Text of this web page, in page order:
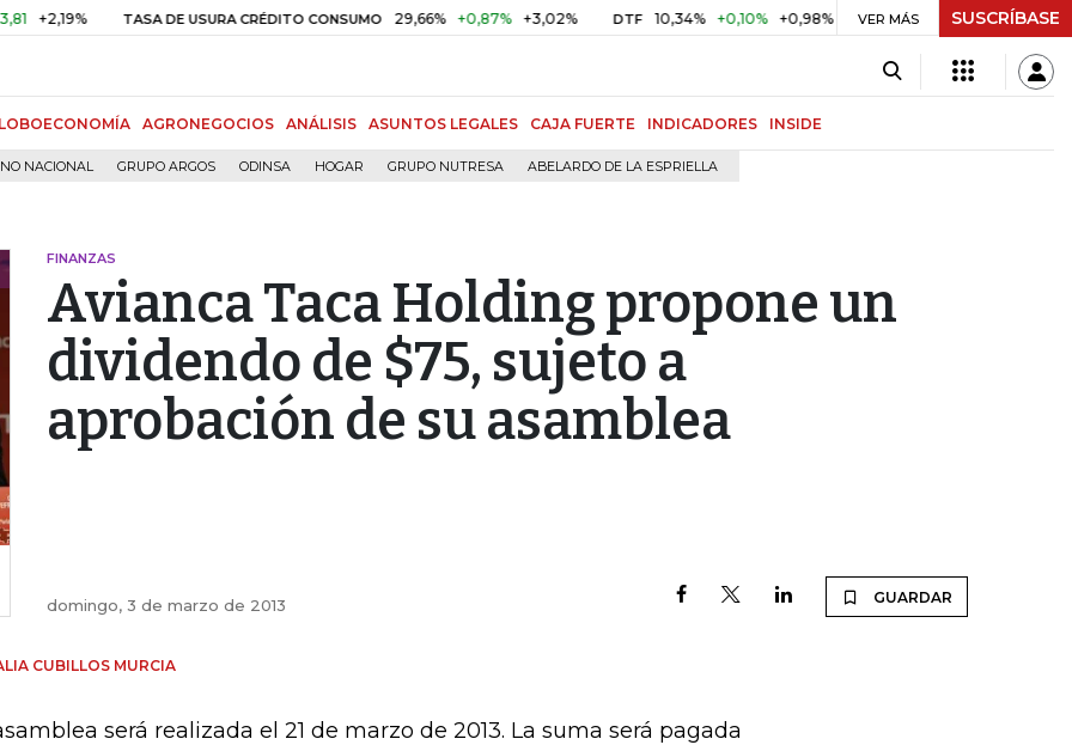
+2,19% TASA DE USURA CRÉDITO CONSUMO 29,66% +0,87% +3,02% DTF 10,34% +0,10% +0,98% UVR $ 416,91 +$ 0,05 +0,01%
VER MÁS SUSCRÍBASE
AGRONEGOCIOS ANÁLISIS ASUNTOS LEGALES CAJA FUERTE INDICADORES INSIDE
NACIONAL GRUPO ARGOS ODINSA HOGAR GRUPO NUTRESA ABELARDO DE LA ESPRIELLA
FINANZAS
Avianca Taca Holding propone un
dividendo de $75, sujeto a
aprobación de su asamblea
domingo, 3 de marzo de 2013 GUARDAR
CUBILLOS MURCIA
será realizada el 21 de marzo de 2013. La suma será pagada